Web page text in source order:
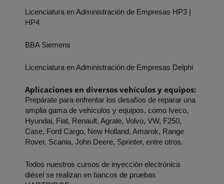
Licenciatura en Administración de Empresas HP3 |
HP4
BBA Siemens
Licenciatura en Administración de Empresas Delphi
Aplicaciones en diversos vehículos y equipos:
Prepárate para enfrentar los desafíos de reparar una
amplia gama de vehículos y equipos, como Iveco,
Hyundai, Fiat, Renault, Agrale, Volvo, VW, F250,
Case, Ford Cargo, New Holland, Amarok, Range
Rover, Scania, John Deere, Sprinter, entre otros.
Todos nuestros cursos de inyección electrónica
diésel se realizan en bancos de pruebas